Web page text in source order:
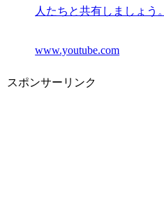
人たちと共有しましょう。
www.youtube.com
スポンサーリンク